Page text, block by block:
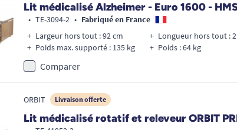
Lit médicalisé Alzheimer - Euro 1600 -
• TE-3094-2 • Fabriqué en France
Largeur hors tout : 92 cm
Poids max. supporté : 135 kg
Longueur hors tout :
Poids : 64 kg
Comparer
ORBIT Livraison offerte
Lit médicalisé rotatif et releveur ORBIT